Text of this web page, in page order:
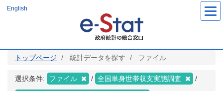
ツ
English
トップページ 統計データを探す ファイル
選択条件: ファイル 全国単身世帯収支実態調査